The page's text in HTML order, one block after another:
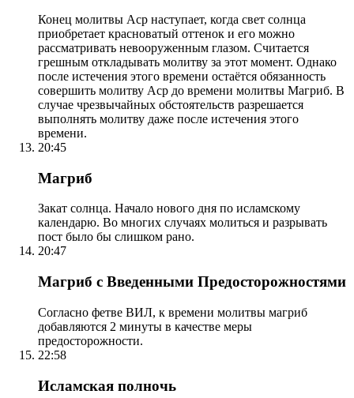
Конец молитвы Аср наступает, когда свет солнца
приобретает красноватый оттенок и его можно
рассматривать невооруженным глазом. Считается
грешным откладывать молитву за этот момент. Однако
после истечения этого времени остаётся обязанность
совершить молитву Аср до времени молитвы Магриб. В
случае чрезвычайных обстоятельств разрешается
выполнять молитву даже после истечения этого
времени.
20:45
Магриб
Закат солнца. Начало нового дня по исламскому
календарю. Во многих случаях молиться и разрывать
пост было бы слишком рано.
20:47
Магриб с Введенными Предосторожностями
Согласно фетве ВИЛ, к времени молитвы магриб
добавляются 2 минуты в качестве меры
предосторожности.
22:58
Исламская полночь